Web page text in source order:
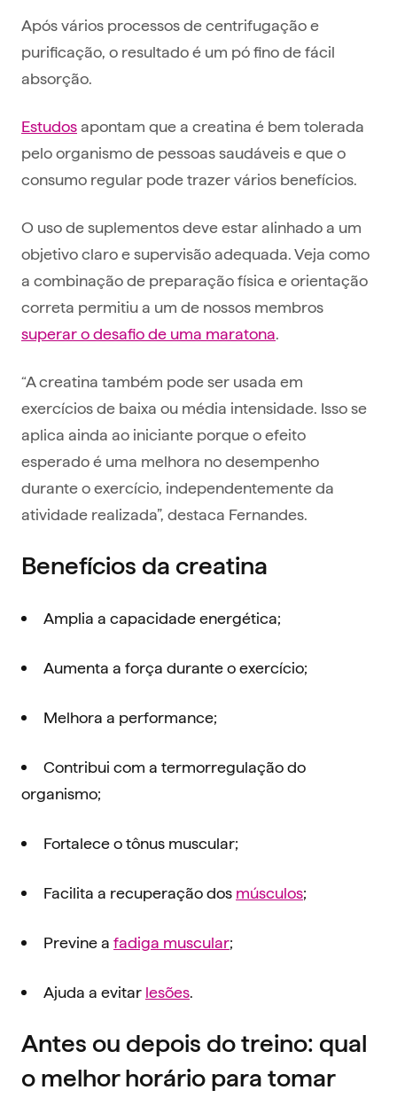
Após vários processos de centrifugação e
purificação, o resultado é um pó fino de fácil
absorção.
Estudosapontam que a creatina é bem tolerada
pelo organismo de pessoas saudáveis e que o
consumo regular pode trazer vários benefícios.
O uso de suplementos deve estar alinhado a um
objetivo claro e supervisão adequada. Veja como
a combinação de preparação física e orientação
correta permitiu a um de nossos membros
superar o desafio de uma maratona.
“A creatina também pode ser usada em
exercícios de baixa ou média intensidade. Isso se
aplica ainda ao iniciante porque o efeito
esperado é uma melhora no desempenho
durante o exercício, independentemente da
atividade realizada”, destaca Fernandes.
Benefícios da creatina
Amplia a capacidade energética;
Aumenta a força durante o exercício;
Melhora a performance;
Contribui com a termorregulação do
organismo;
Fortalece o tônus muscular;
Facilita a recuperação dos músculos;
Previne a fadiga muscular;
Ajuda a evitar lesões.
Antes ou depois do treino: qual
o melhor horário para tomar